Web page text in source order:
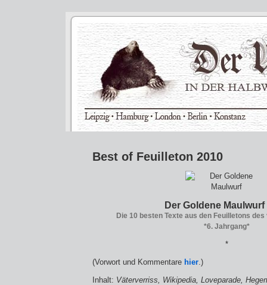
Best of Feuilleton 2010
Der Goldene Maulwurf
Die 10 besten Texte aus den Feuilletons
*6. Jahrgang*
*
(Vorwort und Kommentare hier.)
Inhalt: Väterverriss, Wikipedia, Loveparade,